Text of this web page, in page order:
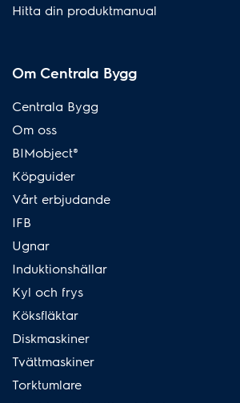
Hitta din produktmanual
Om Centrala Bygg
Centrala Bygg
Om oss
BIMobject®
Köpguider
Vårt erbjudande
IFB
Ugnar
Induktionshällar
Kyl och frys
Köksfläktar
Diskmaskiner
Tvättmaskiner
Torktumlare